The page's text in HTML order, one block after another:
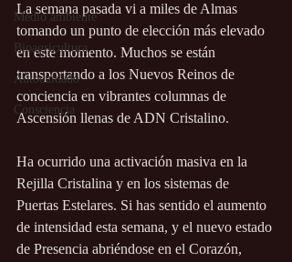
Medio ambiente
Bioagricultura
Autocuidado
Consciencia
La semana pasada vi a miles de Almas
tomando un punto de elección más elevado
en este momento. Muchos se están
transportando a los Nuevos Reinos de
conciencia en vibrantes columnas de
Ascensión llenas de ADN Cristalino.
Ha ocurrido una activación masiva en la
Rejilla Cristalina y en los sistemas de
Puertas Estelares. Si has sentido el aumento
de intensidad esta semana, y el nuevo estado
de Presencia abriéndose en el Corazón,